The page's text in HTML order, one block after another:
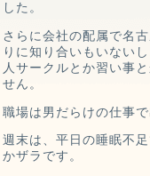
した。
さらに会社の配属で名
りに知り合いもいないし
人サークルとか習い事
せん。
職場は男だらけの仕事
週末は、平日の睡眠不
かザラです。